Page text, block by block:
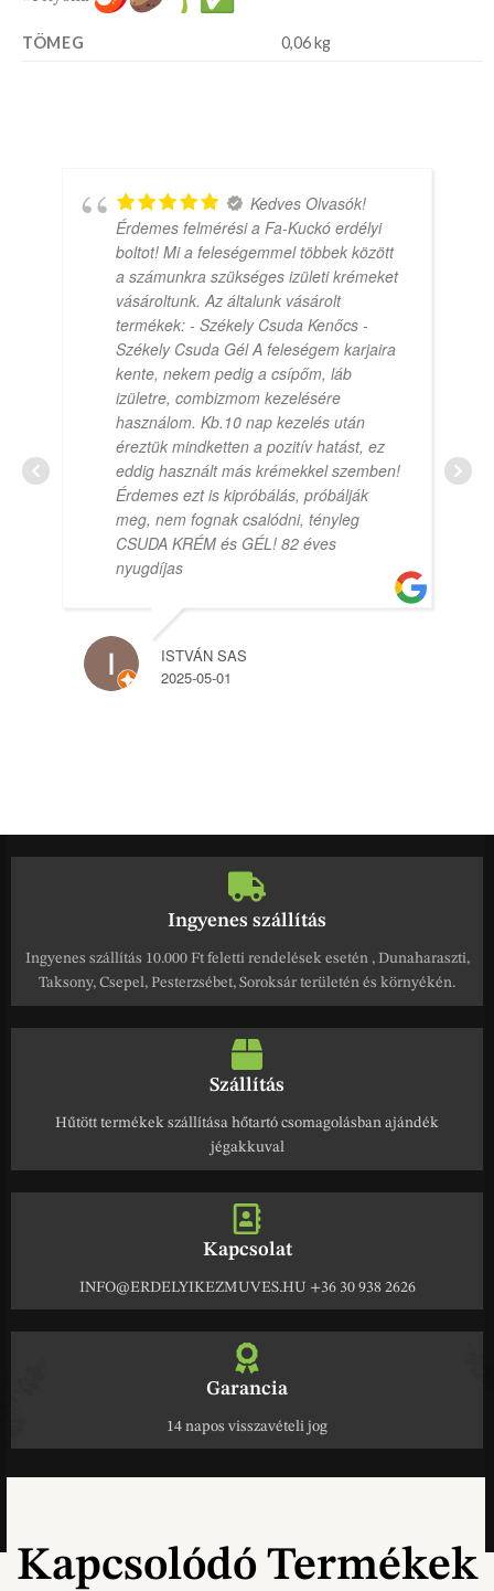
TÖMEG 0,06 kg
Kedves Olvasók!
Érdemes felmérési a Fa-Kuckó erdélyi
boltot! Mi a feleségemmel többek között
a számunkra szükséges izületi krémeket
vásároltunk. Az általunk vásárolt
termékek: - Székely Csuda Kenőcs -
Székely Csuda Gél A feleségem karjaira
kente, nekem pedig a csípőm, láb
izületre, combizmom kezelésére
használom. Kb.10 nap kezelés után
éreztük mindketten a pozitív hatást, ez
eddig használt más krémekkel szemben!
Érdemes ezt is kipróbálás, próbálják
meg, nem fognak csalódni, tényleg
CSUDA KRÉM és GÉL! 82 éves
nyugdíjas
ISTVÁN SAS
2025-05-01
Ingyenes szállítás
Ingyenes szállítás 10.000 Ft feletti rendelések esetén , Dunaharaszti,
Taksony, Csepel, Pesterzsébet, Soroksár területén és környékén.
Szállítás
Hűtött termékek szállítása hőtartó csomagolásban ajándék
jégakkuval
Kapcsolat
INFO@ERDELYIKEZMUVES.HU +36 30 938 2626
Garancia
14 napos visszavételi jog
Kapcsolódó Termékek